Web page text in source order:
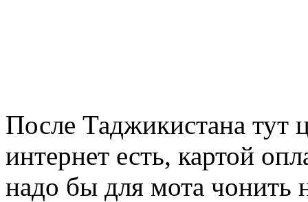
После Таджикистана тут
интернет есть, картой
надо бы для мота чонить